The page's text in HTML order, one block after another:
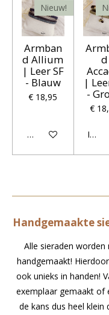
Nieuw!
Armban
d Allium
| Leer SF
- Blauw
€ 18,95
Houd mij op de
d
|
-
€
In
Handgemaakte
Alle sieraden
handgemaakt!
ook unieks in handen!
exemplaar gemaakt of
de kans dus heel